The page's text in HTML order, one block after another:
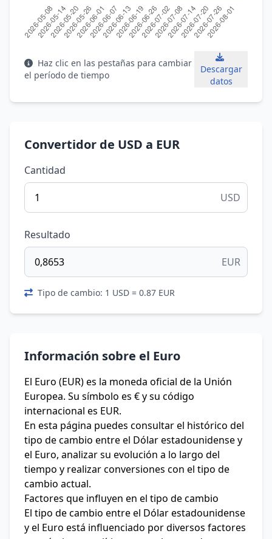
Haz clic en las pestañas para cambiar
el período de tiempo
Descargar
datos
Convertidor de USD a EUR
Cantidad
USD
Resultado
EUR
Tipo de cambio: 1 USD = 0.87 EUR
Información sobre el Euro
El Euro (EUR) es la moneda oficial de la Unión
Europea. Su símbolo es € y su código
internacional es EUR.
En esta página puedes consultar el histórico del
tipo de cambio entre el Dólar estadounidense y
el Euro, analizar su evolución a lo largo del
tiempo y realizar conversiones con el tipo de
cambio actual.
Factores que influyen en el tipo de cambio
El tipo de cambio entre el Dólar estadounidense
y el Euro está influenciado por diversos factores